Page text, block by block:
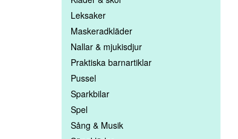
Leksaker
Maskeradkläder
Nallar & mjukisdjur
Praktiska barnartiklar
Pussel
Sparkbilar
Spel
Sång & Musik